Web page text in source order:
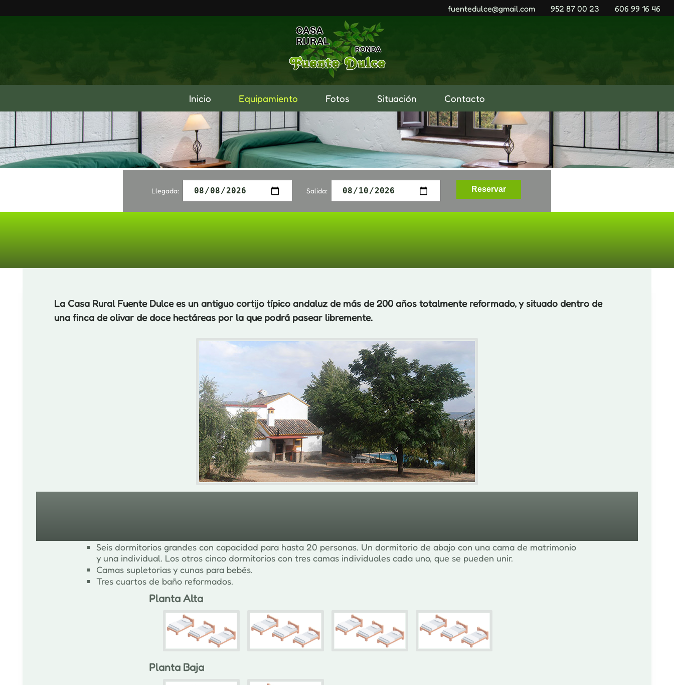
fuentedulce@gmail.com 952 87 00 23 606 99 16 46
Inicio Equipamiento Fotos Situación Contacto
Llegada: Salida:
Características y Equipamiento
La Casa Rural Fuente Dulce es un antiguo cortijo típico andaluz de más de 200 años totalmente reformado, y situado dentro de
una finca de olivar de doce hectáreas por la que podrá pasear libremente.
Seis dormitorios grandes con capacidad para hasta 20 personas. Un dormitorio de abajo con una cama de matrimonio
y una individual. Los otros cinco dormitorios con tres camas individuales cada uno, que se pueden unir.
Camas supletorias y cunas para bebés.
Tres cuartos de baño reformados.
Planta Alta
Planta Baja